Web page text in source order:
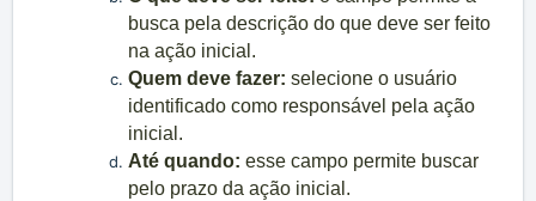
busca pela descrição do que deve ser feito
na ação inicial.
Quem deve fazer: selecione o usuário
identificado como responsável pela ação
inicial.
Até quando: esse campo permite buscar
pelo prazo da ação inicial.